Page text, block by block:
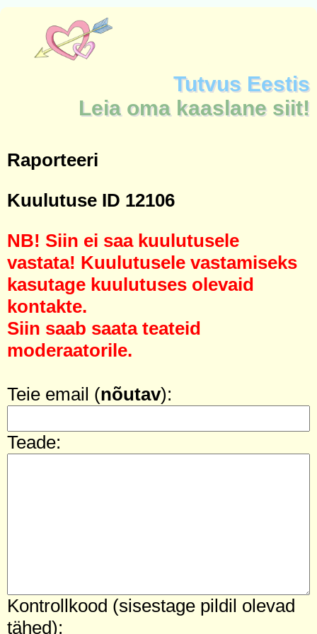
Tutvus Eestis
Leia oma kaaslane siit!
Raporteeri
Kuulutuse ID 12106
NB! Siin ei saa kuulutusele
vastata! Kuulutusele vastamiseks
kasutage kuulutuses olevaid
kontakte.
Siin saab saata teateid
moderaatorile.
Teie email (nõutav):
Teade:
Kontrollkood (sisestage pildil olevad
tähed):